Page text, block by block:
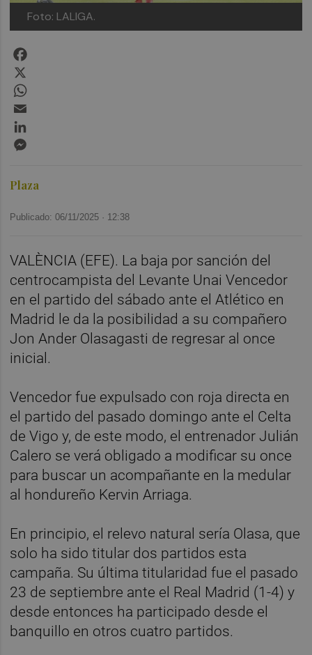
Foto: LALIGA.
Plaza
Publicado: 06/11/2025 · 12:38
VALÈNCIA (EFE). La baja por sanción del
centrocampista del Levante Unai Vencedor
en el partido del sábado ante el Atlético en
Madrid le da la posibilidad a su compañero
Jon Ander Olasagasti de regresar al once
inicial.
Vencedor fue expulsado con roja directa en
el partido del pasado domingo ante el Celta
de Vigo y, de este modo, el entrenador Julián
Calero se verá obligado a modificar su once
para buscar un acompañante en la medular
al hondureño Kervin Arriaga.
En principio, el relevo natural sería Olasa, que
solo ha sido titular dos partidos esta
campaña. Su última titularidad fue el pasado
23 de septiembre ante el Real Madrid (1-4) y
desde entonces ha participado desde el
banquillo en otros cuatro partidos.